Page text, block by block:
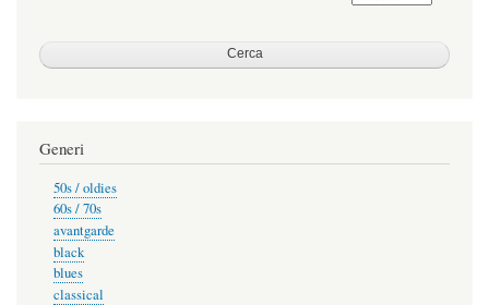
Generi
50s / oldies
60s / 70s
avantgarde
black
blues
classical